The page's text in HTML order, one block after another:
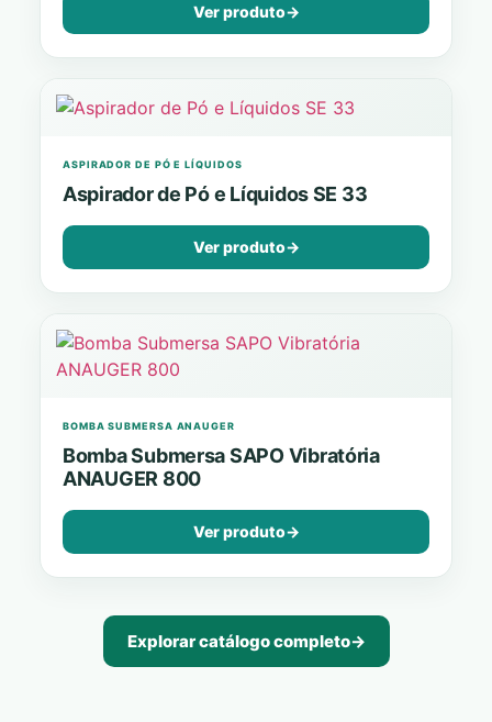
Ver produto→
ASPIRADOR DE PÓ E LÍQUIDOS
Aspirador de Pó e Líquidos SE 33
Ver produto→
BOMBA SUBMERSA ANAUGER
Bomba Submersa SAPO Vibratória
ANAUGER 800
Ver produto→
Explorar catálogo completo→